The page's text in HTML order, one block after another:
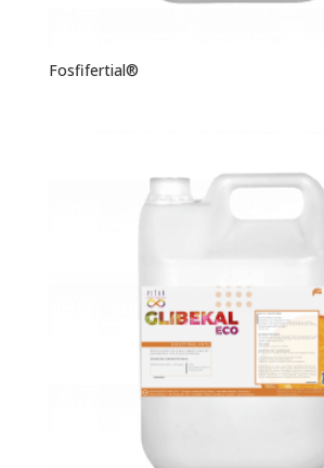
Fosfifertial®